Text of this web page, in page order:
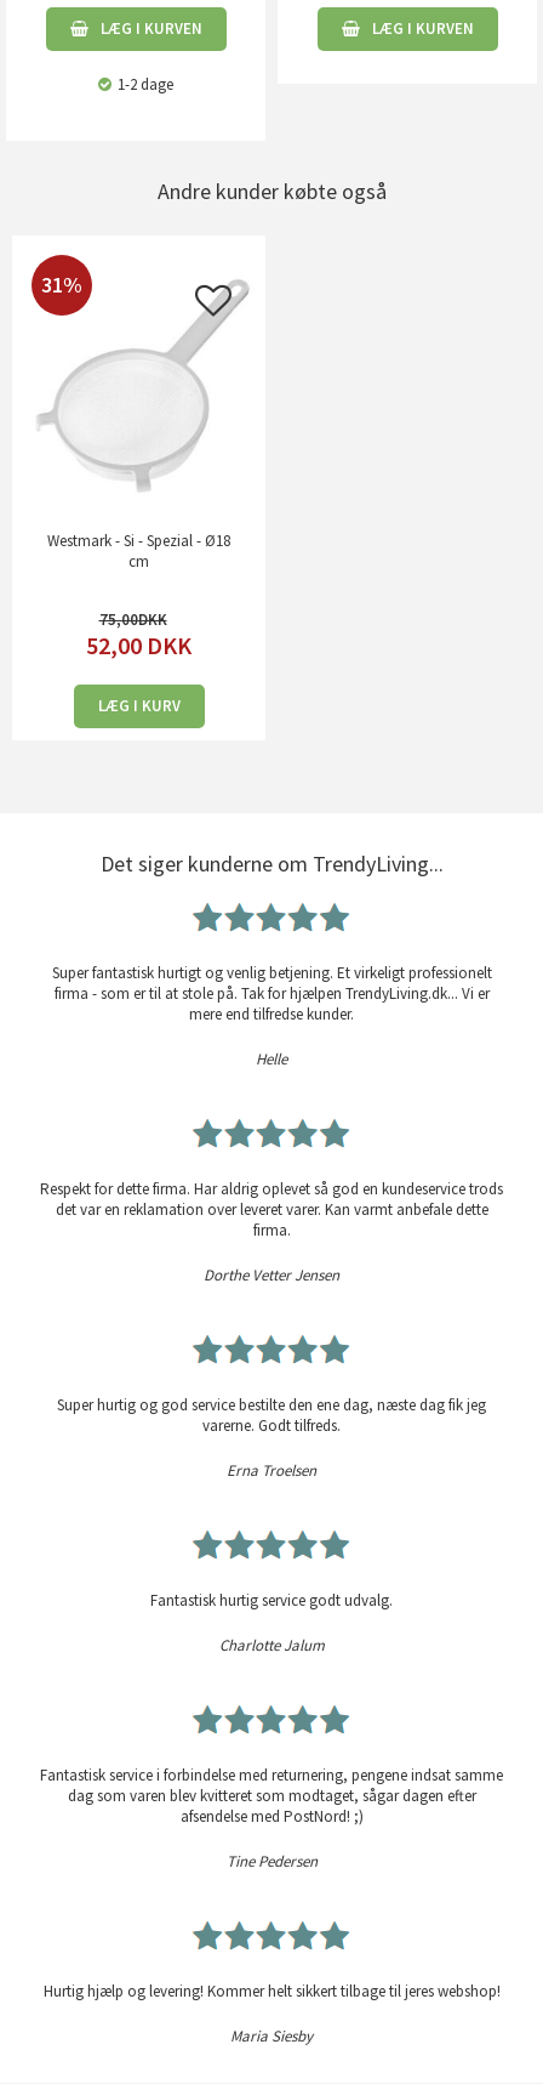
LÆG I KURVEN
1-2 dage
LÆG I KURVEN
Andre kunder købte også
31%
Westmark - Si - Spezial - Ø18
cm
75,00
52,00 DKK
LÆG I KURV
Det siger kunderne om TrendyLiving...
Super fantastisk hurtigt og venlig betjening. Et virkeligt professionelt
firma - som er til at stole på. Tak for hjælpen TrendyLiving.dk... Vi er
mere end tilfredse kunder.
Helle
Respekt for dette firma. Har aldrig oplevet så god en kundeservice trods
det var en reklamation over leveret varer. Kan varmt anbefale dette
firma.
Dorthe Vetter Jensen
Super hurtig og god service bestilte den ene dag, næste dag fik jeg
varerne. Godt tilfreds.
Erna Troelsen
Fantastisk hurtig service godt udvalg.
Charlotte Jalum
Fantastisk service i forbindelse med returnering, pengene indsat samme
dag som varen blev kvitteret som modtaget, sågar dagen efter
afsendelse med PostNord! ;)
Tine Pedersen
Hurtig hjælp og levering! Kommer helt sikkert tilbage til jeres webshop!
Maria Siesby